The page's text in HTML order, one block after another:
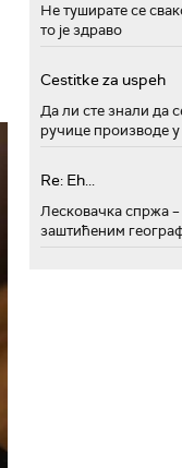
Не туширате се
то је здраво
Cestitke za uspeh
Да ли сте знали да
ручице производе
Re: Eh...
Лесковачка спржа
заштићеним